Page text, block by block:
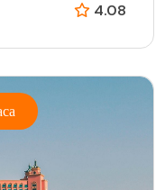
4.08